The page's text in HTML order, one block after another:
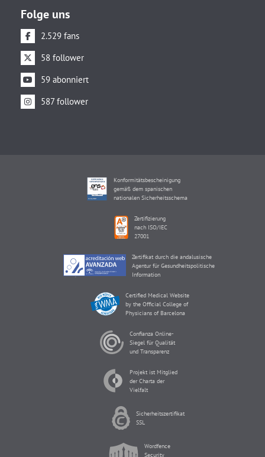
Folge uns
2.529 fans
58 follower
59 abonniert
587 follower
Konformitätsbescheinigung
gemäß dem spanischen
nationalen Sicherheitsschema
Zertifizierung
nach ISO/IEC
27001
Zertifikat durch die andalusische
Agentur für Gesundheitspolitische
Information
Certified Medical Website
by the Official College of
Physicians of Barcelona
Confianza Online-
Siegel für Qualität
und Transparenz
Projekt ist Mitglied
der Charta der
Vielfalt
Sicherheitszertifikat
SSL
Wordfence
Security